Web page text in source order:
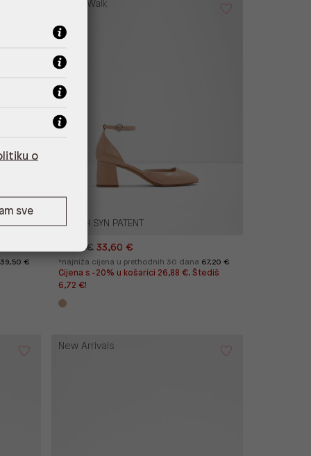
39,50 €
KINDAH SYN PATENT
Pillow Walk
%
67,20 € 33,60 €
*najniža cijena u prethodnih 30 dana 67,20 €
Cijena s -20% u košarici 26,88 €. Štediš
6,72 €!
New Arrivals
o
sve